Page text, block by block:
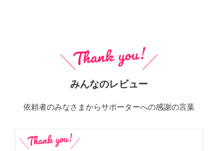
みんなのレビュー
依頼者のみなさまからサポーターへの感謝の言葉